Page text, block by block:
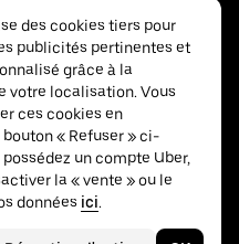
des cookies tiers pour
publicités pertinentes et
grâce à la
votre localisation. Vous
ces cookies en
« Refuser » ci-
un compte Uber,
la « vente » ou le
données ici.